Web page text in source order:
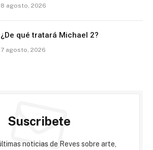
8 agosto, 2026
¿De qué tratará Michael 2?
7 agosto, 2026
Suscribete
noticias de Reves sobre arte,